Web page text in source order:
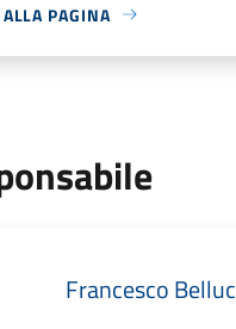
PAGINA
Francesco